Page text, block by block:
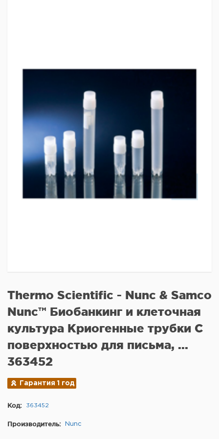
Thermo Scientific - Nunc & Samco
Nunc™ Биобанкинг и клеточная
культура Криогенные трубки С
поверхностью для письма, ...
363452
Гарантия 1 год
Код: 363452
Производитель: Nunc